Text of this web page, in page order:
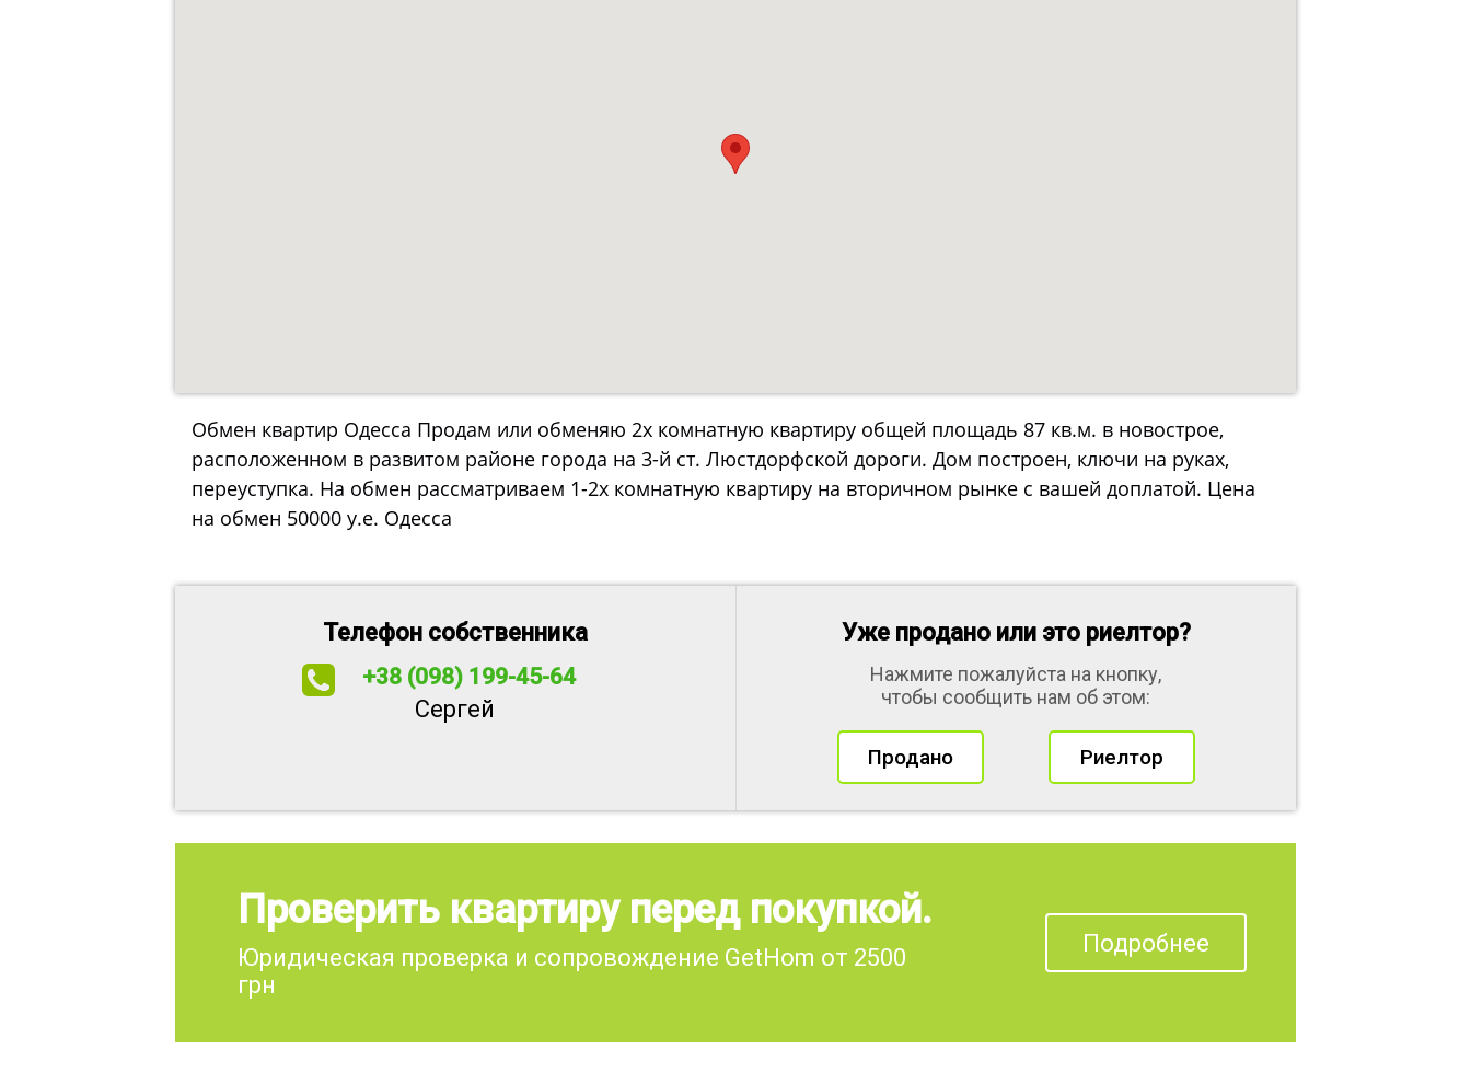
Обмен квартир Одесса Продам или обменяю 2х комнатную квартиру общей площадь 87 кв.м. в новострое,
расположенном в развитом районе города на 3-й ст. Люстдорфской дороги. Дом построен, ключи на руках,
переуступка. На обмен рассматриваем 1-2х комнатную квартиру на вторичном рынке с вашей доплатой. Цена
на обмен 50000 у.е. Одесса
Телефон собственника
+38 (098) 199-45-64
Сергей
Уже продано или это риелтор?
Нажмите пожалуйста на кнопку,
чтобы сообщить нам об этом:
Продано Риелтор
Проверить квартиру перед покупкой.
Юридическая проверка и сопровождение GetHom от 2500
грн
Подробнее